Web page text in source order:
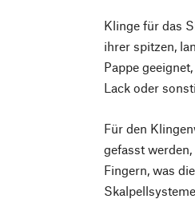
Klinge für das
ihrer spitzen,
Pappe
Lack oder
Für den
gefasst
Fingern, was